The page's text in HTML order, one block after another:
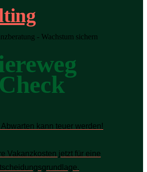
- Wachstum sichern
kann teuer werden!
Vakanzkosten jetzt für eine